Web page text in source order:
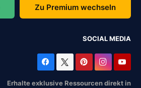
Zu Premium wechseln
SOCIAL MEDIA
Erhalte exklusive Ressourcen direkt in